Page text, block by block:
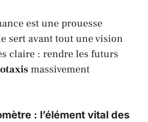
est une prouesse
sert avant tout une vision
claire : rendre les futurs
massivement
: l’élément vital des